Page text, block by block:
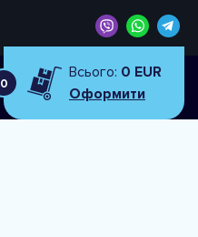
0
Всього: 0 EUR
Оформити